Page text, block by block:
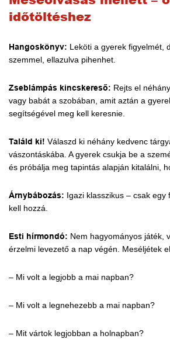
időtöltéshez
Hangoskönyv: Leköti a gyerek figyelmét,
szemmel, ellazulva pihenhet.
Zseblámpás kincskereső: Rejts el
vagy babát a szobában, amit aztán a
segítségével meg kell keresnie.
Találd ki! Válaszd ki néhány kedvenc
vászontáskába. A gyerek csukja be a
és próbálja meg tapintás alapján kitalálni,
Árnybábozás: Igazi klasszikus – csak egy
kell hozzá.
Esti hírmondó: Nem hagyományos játék,
érzelmi levezető a nap végén. Meséljétek
– Mi volt a legjobb a mai napban?
– Mi volt a legnehezebb a mai napban?
– Mit vártok legjobban a holnapban?